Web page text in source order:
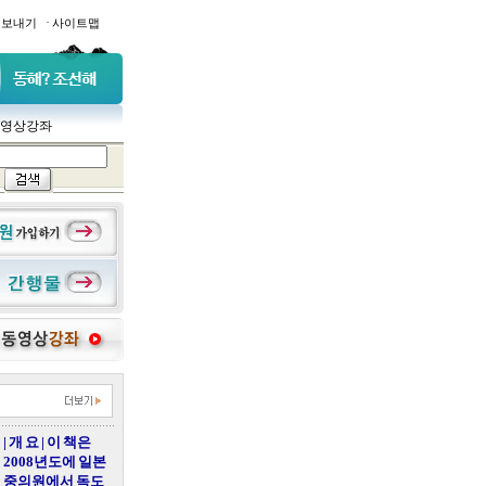
내기 · 사이트맵
상강좌
| 개 요 | 이 책은
2008년도에 일본
중의원에서 독도